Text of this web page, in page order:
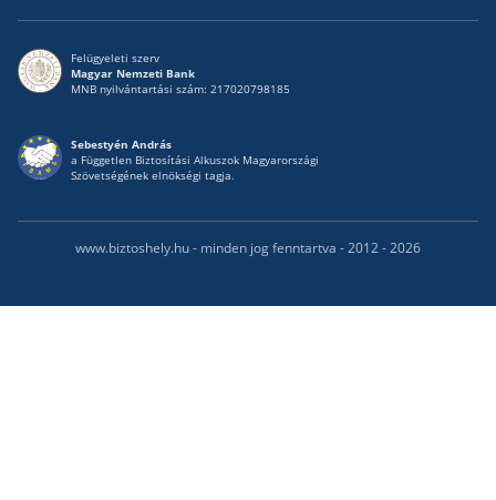
Felügyeleti szerv
Magyar Nemzeti Bank
MNB nyilvántartási szám: 217020798185
Sebestyén András
a Független Biztosítási Alkuszok Magyarországi
Szövetségének elnökségi tagja.
www.biztoshely.hu - minden jog fenntartva - 2012 - 2026